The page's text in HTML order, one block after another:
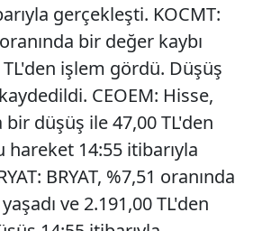
gerçekleşti. KOCMT:
bir değer kaybı
TL'den işlem gördü. Düşüş
CEOEM: Hisse,
bir düşüş ile 47,00 TL'den
14:55 itibarıyla
BRYAT, %7,51 oranında
ve 2.191,00 TL'den